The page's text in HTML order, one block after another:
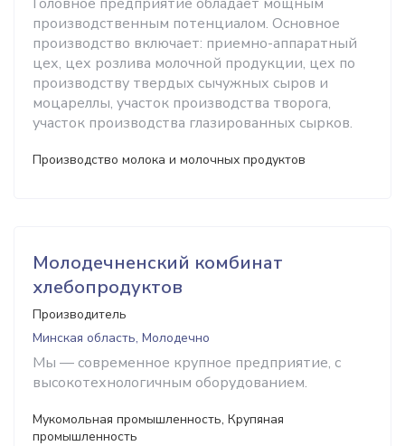
производственным потенциалом. Основное
производство включает: приемно-аппаратный
цех, цех розлива молочной продукции, цех по
производству твердых сычужных сыров и
моцареллы, участок производства творога,
участок производства глазированных сырков.
Производство молока и молочных продуктов
Молодечненский комбинат
хлебопродуктов
Производитель
Минская область, Молодечно
Мы — современное крупное предприятие, с
высокотехнологичным оборудованием.
Мукомольная промышленность, Крупяная
промышленность